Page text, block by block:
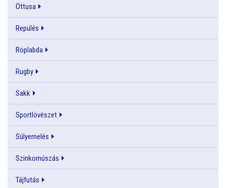
Öttusa
Repülés
Röplabda
Rugby
Sakk
Sportlövészet
Súlyemelés
Szinkornúszás
Tájfutás